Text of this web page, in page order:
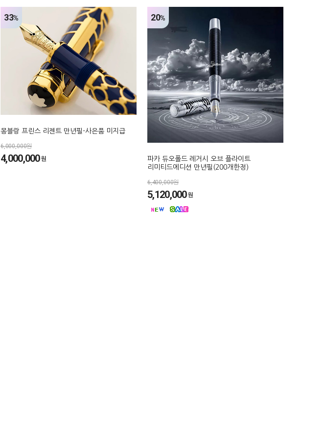
33%
몽블랑 프린스 리젠트 만년필-사은품 미지급
6,000,000원
4,000,000원
20%
파카 듀오폴드 레거시 오브 플라이트
리미티드에디션 만년필(200개한정)
6,400,000원
5,120,000원